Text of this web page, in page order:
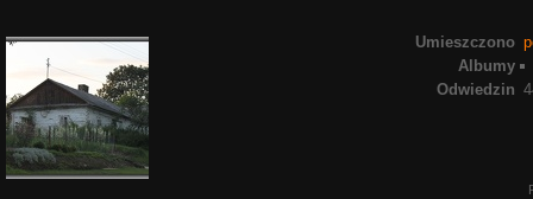
Umieszczono
Albumy
Odwiedzin